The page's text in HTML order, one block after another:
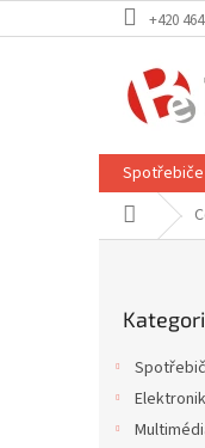
na
+420
Spotřebiče
Domů
kategorie